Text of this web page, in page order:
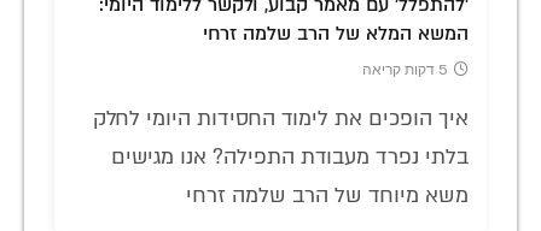
המשא המלא של הרב שלמה זרחי
5 דקות קריאה
איך הופכים את לימוד החסידות היומי לחלק
בלתי נפרד מעבודת התפילה? אנו מגישים
משא מיוחד של הרב שלמה זרחי